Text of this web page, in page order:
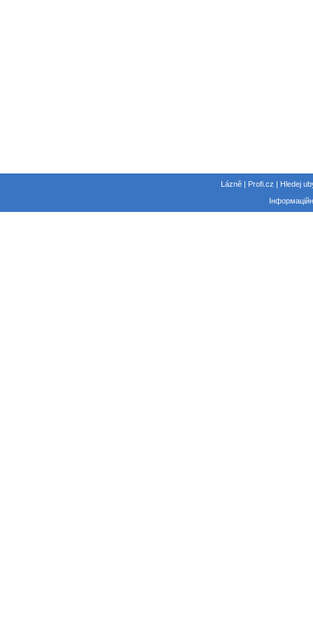
Lázně | Profi.cz | Hledej